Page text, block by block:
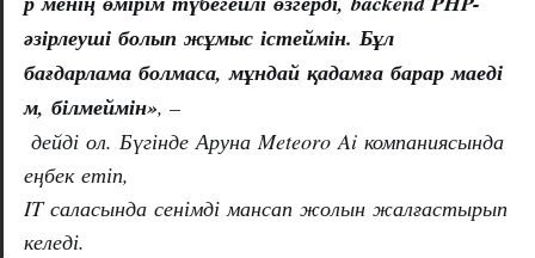
әзірлеуші болып жұмыс істеймін. Бұл
бағдарлама болмаса, мұндай қадамға барар маеді
м, білмеймін», –
дейді ол. Бүгінде Аруна Meteoro Ai компаниясында
еңбек етіп,
IT саласында сенімді мансап жолын жалғастырып
келеді.